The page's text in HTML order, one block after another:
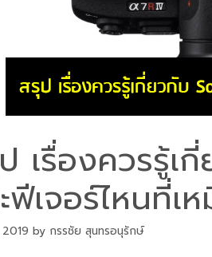
เรื่องควรรู้เ
ฟีเจอร์ไหนที่เ
by กรรชัย สุนทรอนุรักษ์